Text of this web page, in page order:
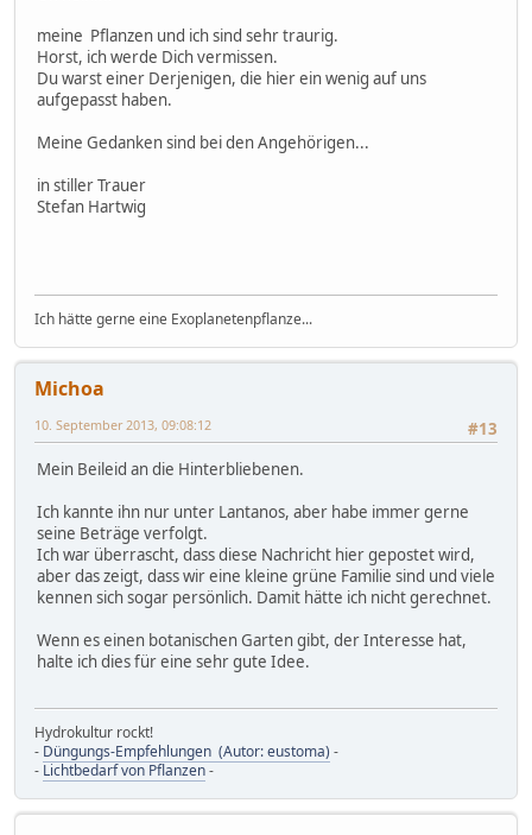
meine Pflanzen und ich sind sehr traurig.
Horst, ich werde Dich vermissen.
Du warst einer Derjenigen, die hier ein wenig auf uns
aufgepasst haben.
Meine Gedanken sind bei den Angehörigen...
in stiller Trauer
Stefan Hartwig
Ich hätte gerne eine Exoplanetenpflanze...
Michoa
#13
10. September 2013, 09:08:12
Mein Beileid an die Hinterbliebenen.
Ich kannte ihn nur unter Lantanos, aber habe immer gerne
seine Beträge verfolgt.
Ich war überrascht, dass diese Nachricht hier gepostet wird,
aber das zeigt, dass wir eine kleine grüne Familie sind und viele
kennen sich sogar persönlich. Damit hätte ich nicht gerechnet.
Wenn es einen botanischen Garten gibt, der Interesse hat,
halte ich dies für eine sehr gute Idee.
Hydrokultur rockt!
- Düngungs-Empfehlungen (Autor: eustoma) -
- Lichtbedarf von Pflanzen-